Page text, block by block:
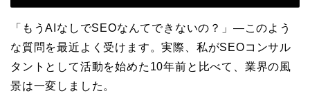
「もうAIなしでSEOなんてできないの？」—このよう
な質問を最近よく受けます。実際、私がSEOコンサル
タントとして活動を始めた10年前と比べて、業界の風
景は一変しました。